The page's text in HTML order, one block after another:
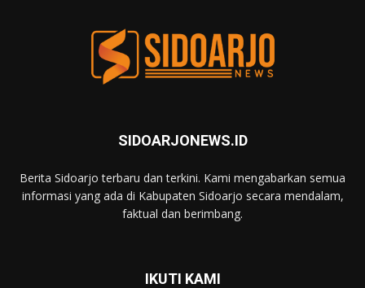
SIDOARJONEWS.ID
Berita Sidoarjo terbaru dan terkini. Kami mengabarkan semua
informasi yang ada di Kabupaten Sidoarjo secara mendalam,
faktual dan berimbang.
IKUTI KAMI